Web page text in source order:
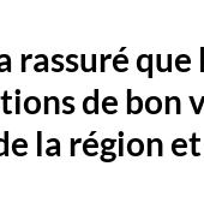
rassuré
de bon
la région